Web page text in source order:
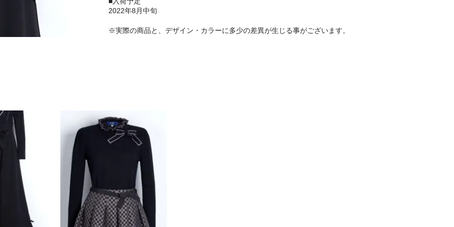
2022年8月中旬
※実際の商品と、デザイン・カラーに多少の差異が生じる事がございます。